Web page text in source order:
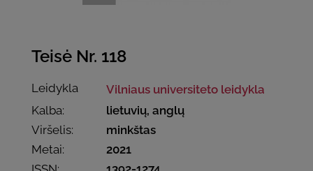
Teisė Nr. 118
Leidykla
Vilniaus universiteto leidykla
Kalba:
lietuvių, anglų
Viršelis:
minkštas
Metai:
2021